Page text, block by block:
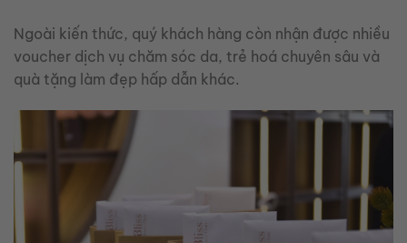
Ngoài kiến thức, quý khách hàng còn nhận được nhiều
voucher dịch vụ chăm sóc da, trẻ hoá chuyên sâu và
quà tặng làm đẹp hấp dẫn khác.